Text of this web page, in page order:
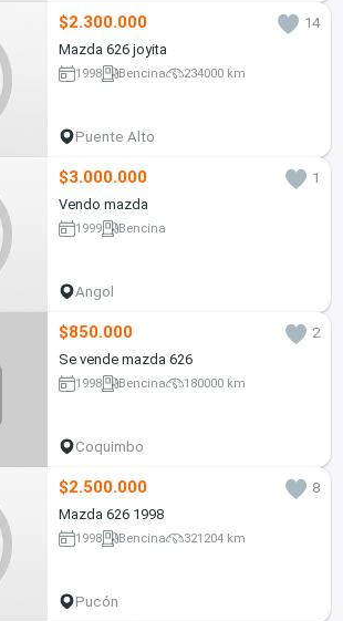
$2.300.000
14
Mazda 626 joyita
1998 Bencina 234000 km
Puente Alto
$3.000.000
1
Vendo mazda
1999 Bencina
Angol
$850.000
2
Se vende mazda 626
1998 Bencina 180000 km
Coquimbo
$2.500.000
8
Mazda 626 1998
1998 Bencina 321204 km
Pucón